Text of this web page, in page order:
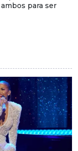
para ser